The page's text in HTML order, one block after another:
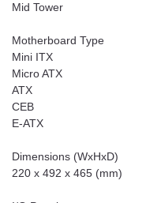
Mid Tower
Motherboard Type
Mini ITX
Micro ATX
ATX
CEB
E-ATX
Dimensions (WxHxD)
220 x 492 x 465 (mm)